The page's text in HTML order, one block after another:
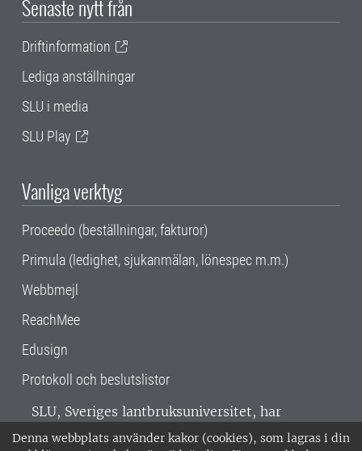
Denna webbplats använder kakor (cookies), som lagras i din
Senaste nytt från
Driftinformation
Lediga anställningar
SLU i media
SLU Play
Vanliga verktyg
Proceedo (beställningar, fakturor)
Primula (ledighet, sjukanmälan, lönespec m.m.)
Webbmejl
ReachMee
Edusign
Protokoll och beslutslistor
SLU, Sveriges lantbruksuniversitet, har
verksamhet över hela Sverige. Huvudorter är